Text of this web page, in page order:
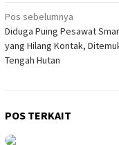
Navigasi
pos
Pos sebelumnya
Diduga Puing Pesawat
yang Hilang Kontak,
Tengah Hutan
POS TERKAIT